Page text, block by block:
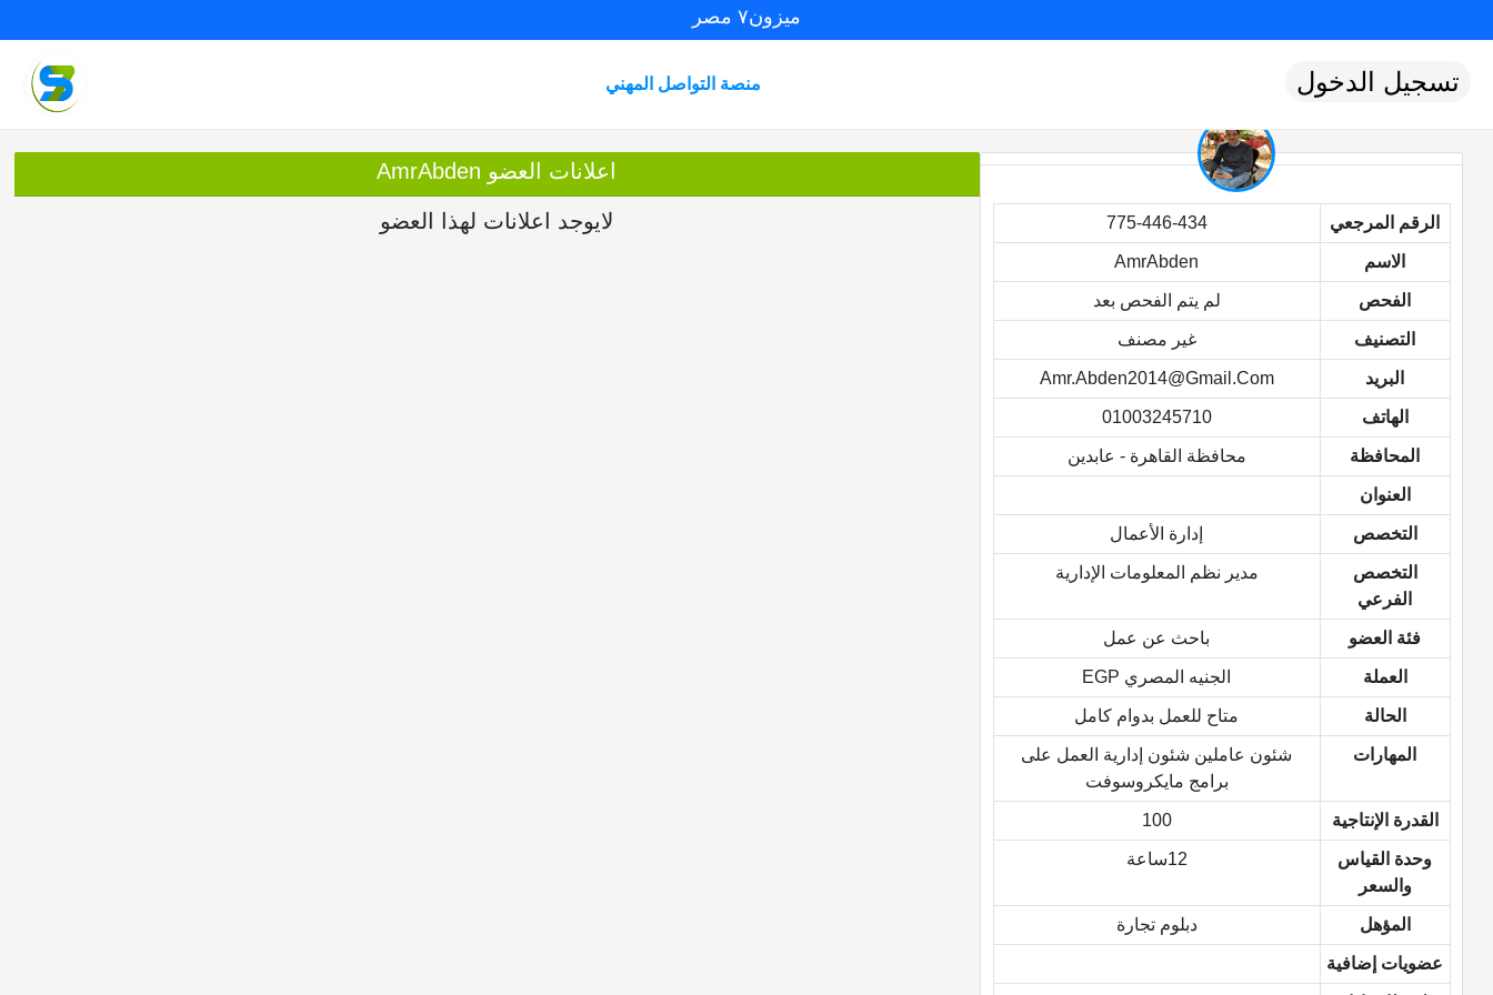
ميزون٧ مصر
منصة التواصل المهني تسجيل الدخول
الرقم المرجعي 775-446-434
الاسم AmrAbden
الفحص لم يتم الفحص بعد
التصنيف غير مصنف
البريد Amr.abden2014@gmail.com
الهاتف 01003245710
المحافظة محافظة القاهرة - عابدين
العنوان
التخصص إدارة الأعمال
التخصص
الفرعي
مدير نظم المعلومات الإدارية
فئة العضو باحث عن عمل
العملة الجنيه المصري EGP
الحالة متاح للعمل بدوام كامل
المهارات
شئون عاملين شئون إدارية العمل على
برامج مايكروسوفت
القدرة الإنتاجية 100
وحدة القياس
والسعر
12ساعة
المؤهل دبلوم تجارة
عضويات إضافية
اعلانات العضو AmrAbden
لايوجد اعلانات لهذا العضو